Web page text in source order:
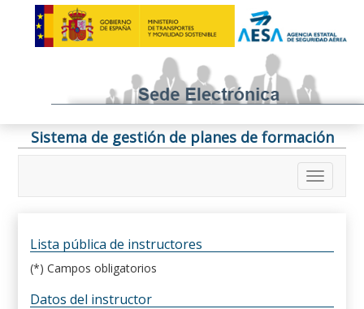
Sistema de gestión de planes de formación
Lista pública de instructores
(*) Campos obligatorios
Datos del instructor